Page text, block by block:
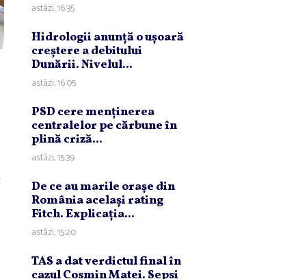
astăzi, 16:35
Hidrologii anunţă o uşoară
creştere a debitului
Dunării. Nivelul...
astăzi, 16:05
PSD cere menţinerea
centralelor pe cărbune în
plină criză...
astăzi, 15:39
De ce au marile oraşe din
România acelaşi rating
Fitch. Explicaţia...
astăzi, 15:20
TAS a dat verdictul final în
cazul Cosmin Matei. Sepsi